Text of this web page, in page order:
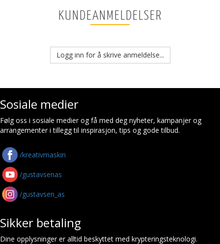
KUNDEANMELDELSER
Logg inn for å skrive anmeldelse...
Sosiale medier
Følg oss i sosiale medier og få med deg nyheter, kampanjer og
arrangementer i tillegg til inspirasjon, tips og gode tilbud.
/kreativmaskin
/gustavsenas
/gustavsen_as
Sikker betaling
Dine opplysninger er alltid beskyttet med krypteringsteknologi.